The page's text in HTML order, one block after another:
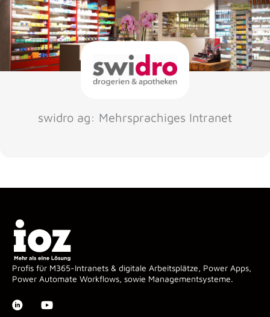
swidro ag: Mehrsprachiges Intranet
Profis für M365-Intranets & digitale Arbeitsplätze, Power Apps,
Power Automate Workflows, sowie Managementsysteme.